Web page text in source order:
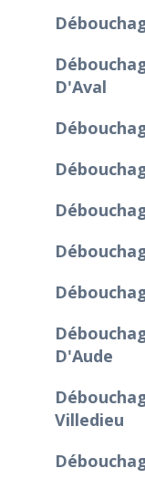
D'Aval
D'Aude
Villedieu